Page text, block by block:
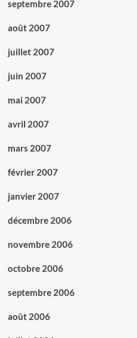
septembre 2007
août 2007
juillet 2007
juin 2007
mai 2007
avril 2007
mars 2007
février 2007
janvier 2007
décembre 2006
novembre 2006
octobre 2006
septembre 2006
août 2006